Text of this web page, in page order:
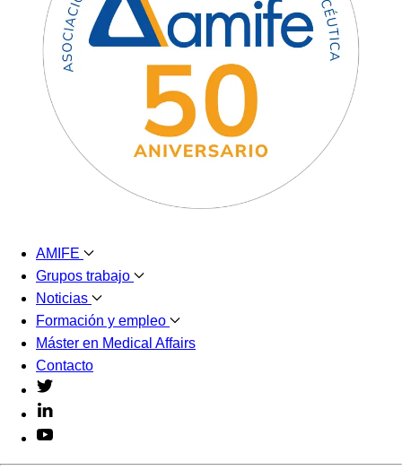
AMIFE
Grupos trabajo
Noticias
Formación y empleo
Máster en Medical Affairs
Contacto